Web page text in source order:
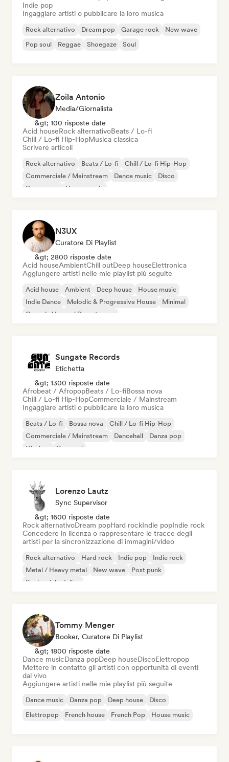
Indie pop
Ingaggiare artisti o pubblicare la loro musica
Rock alternativo Dream pop Garage rock
New wave
Pop soul
Reggae Shoegaze Soul
Zoila Antonio
Media/Giornalista
&gt; 100 risposte date
Acid houseRock alternativoBeats / Lo-fi
Chill / Lo-fi Hip-HopMusica classica
Scrivere articoli
Rock alternativo Beats / Lo-fi
Chill / Lo-fi Hip-Hop
Commerciale / Mainstream
Dance music
Disco
Dream pop
House music
N3UX
Curatore Di Playlist
&gt; 2800 risposte date
Acid houseAmbientChill outDeep houseElettronica
Aggiungere artisti nelle mie playlist più seguite
Acid house Ambient Deep house
House music
Indie Dance
Melodic & Progressive House
Minimal
Organic House / Downtempo
Sungate Records
Etichetta
&gt; 1300 risposte date
Afrobeat / AfropopBeats / Lo-fiBossa nova
Chill / Lo-fi Hip-HopCommerciale / Mainstream
Ingaggiare artisti o pubblicare la loro musica
Beats / Lo-fi Bossa nova
Chill / Lo-fi Hip-Hop
Commerciale / Mainstream
Dancehall
Danza pop
Hip-hop
Pop soul
Lorenzo Lautz
Sync Supervisor
&gt; 1600 risposte date
Rock alternativoDream popHard rockIndie popIndie rock
Concedere in licenza o rappresentare le tracce degli
artisti per la sincronizzazione di immagini/video
Rock alternativo Hard rock Indie pop
Indie rock
Metal / Heavy metal
New wave
Post punk
Rock psichedelico
Tommy Menger
Booker, Curatore Di Playlist
&gt; 1800 risposte date
Dance musicDanza popDeep houseDiscoElettropop
Mettere in contatto gli artisti con opportunità di eventi
dal vivo
Aggiungere artisti nelle mie playlist più seguite
Dance music Danza pop Deep house
Disco
Elettropop
French house French Pop House music